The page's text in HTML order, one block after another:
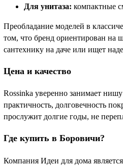
Для унитаза: компактные
Преобладание моделей в
том, что бренд ориентирован на
сантехнику на даче или ищет
Цена и качество
Rossinka уверенно занимает
практичность, долговечность
прослужит долгие годы, не
Где купить в Боровичи?
Компания Идеи для дома